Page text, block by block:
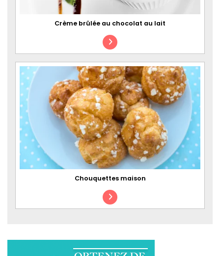
Crème brûlée au chocolat au lait
Chouquettes maison